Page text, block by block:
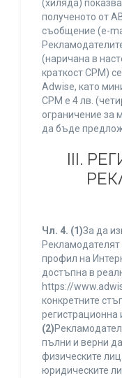
(хиляда)
полученото от
съобщение (e-
(наричана в
краткост CPM)
Adwise, като
CPM е 4 лв.
ограничение за
да бъде
ІІІ.
Чл. 4. (1)За да
Рекламодателят
профил на
достъпна в
https://
конкретните
(2)
пълни и верни
физическите
юридическите